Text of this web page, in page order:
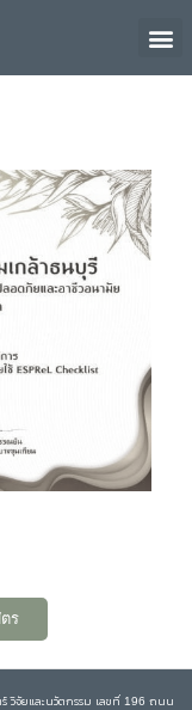
ร
วิจัยและนวัตกรรม เลขที่ 196 ถนน